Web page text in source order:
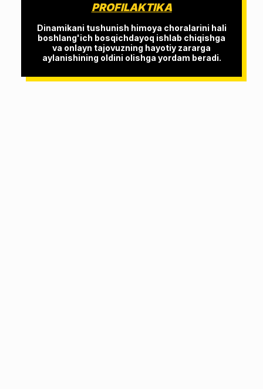
PROFILAKTIKA
Dinamikani tushunish himoya choralarini hali
boshlang'ich bosqichdayoq ishlab chiqishga
va onlayn tajovuzning hayotiy zararga
aylanishining oldini olishga yordam beradi.